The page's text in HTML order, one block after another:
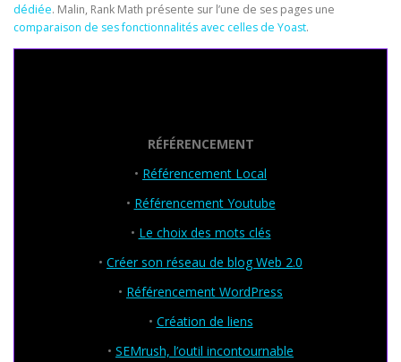
dédiée. Malin, Rank Math présente sur l’une de ses pages une
comparaison de ses fonctionnalités avec celles de Yoast.
RÉFÉRENCEMENT
• Référencement Local
• Référencement Youtube
• Le choix des mots clés
• Créer son réseau de blog Web 2.0
• Référencement WordPress
• Création de liens
• SEMrush, l’outil incontournable